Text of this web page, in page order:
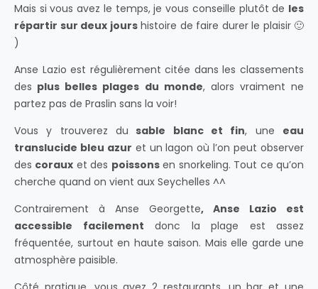
Mais si vous avez le temps, je vous conseille plutôt de les
répartir sur deux jourshistoire de faire durer le plaisir 🙂
)
Anse Lazio est régulièrement citée dans les classements
des plus belles plages du monde, alors vraiment ne
partez pas de Praslin sans la voir!
Vous y trouverez du sable blanc et fin, une eau
translucide bleu azur et un lagon où l’on peut observer
des coraux et des poissonsen snorkeling. Tout ce qu’on
cherche quand on vient aux Seychelles ^^
Contrairement à Anse Georgette, Anse Lazio est
accessible facilement donc la plage est assez
fréquentée, surtout en haute saison. Mais elle garde une
atmosphère paisible.